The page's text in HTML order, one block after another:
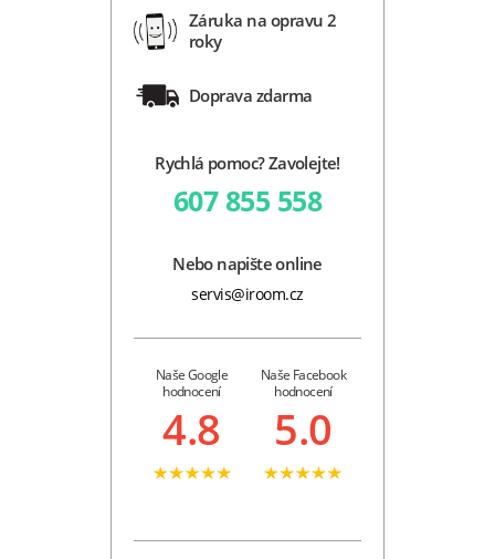
Záruka na opravu 2
roky
Doprava zdarma
Rychlá pomoc? Zavolejte!
607 855 558
Nebo napište online
servis@iroom.cz
Naše Google
hodnocení
4.8
Naše Facebook
hodnocení
5.0